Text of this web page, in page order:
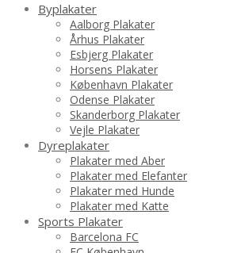
Byplakater
Aalborg Plakater
Århus Plakater
Esbjerg Plakater
Horsens Plakater
København Plakater
Odense Plakater
Skanderborg Plakater
Vejle Plakater
Dyreplakater
Plakater med Aber
Plakater med Elefanter
Plakater med Hunde
Plakater med Katte
Sports Plakater
Barcelona FC